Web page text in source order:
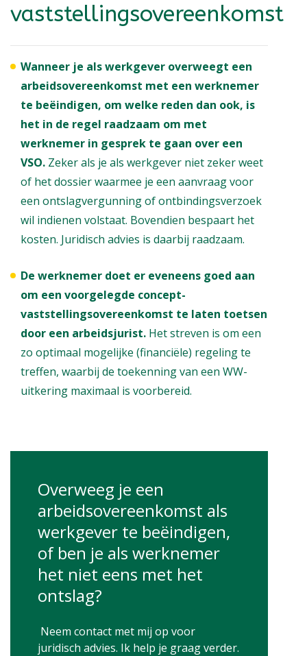
vaststellingsovereenkomst
Wanneer je als werkgever overweegt een
arbeidsovereenkomst met een werknemer
te beëindigen, om welke reden dan ook, is
het in de regel raadzaam om met
werknemer in gesprek te gaan over een
VSO. Zeker als je als werkgever niet zeker weet
of het dossier waarmee je een aanvraag voor
een ontslagvergunning of ontbindingsverzoek
wil indienen volstaat. Bovendien bespaart het
kosten. Juridisch advies is daarbij raadzaam.
De werknemer doet er eveneens goed aan
om een voorgelegde concept-
vaststellingsovereenkomst te laten toetsen
door een arbeidsjurist. Het streven is om een
zo optimaal mogelijke (financiële) regeling te
treffen, waarbij de toekenning van een WW-
uitkering maximaal is voorbereid.
Overweeg je een
arbeidsovereenkomst als
werkgever te beëindigen,
of ben je als werknemer
het niet eens met het
ontslag?
Neem contact met mij op voor
juridisch advies. Ik help je graag verder.